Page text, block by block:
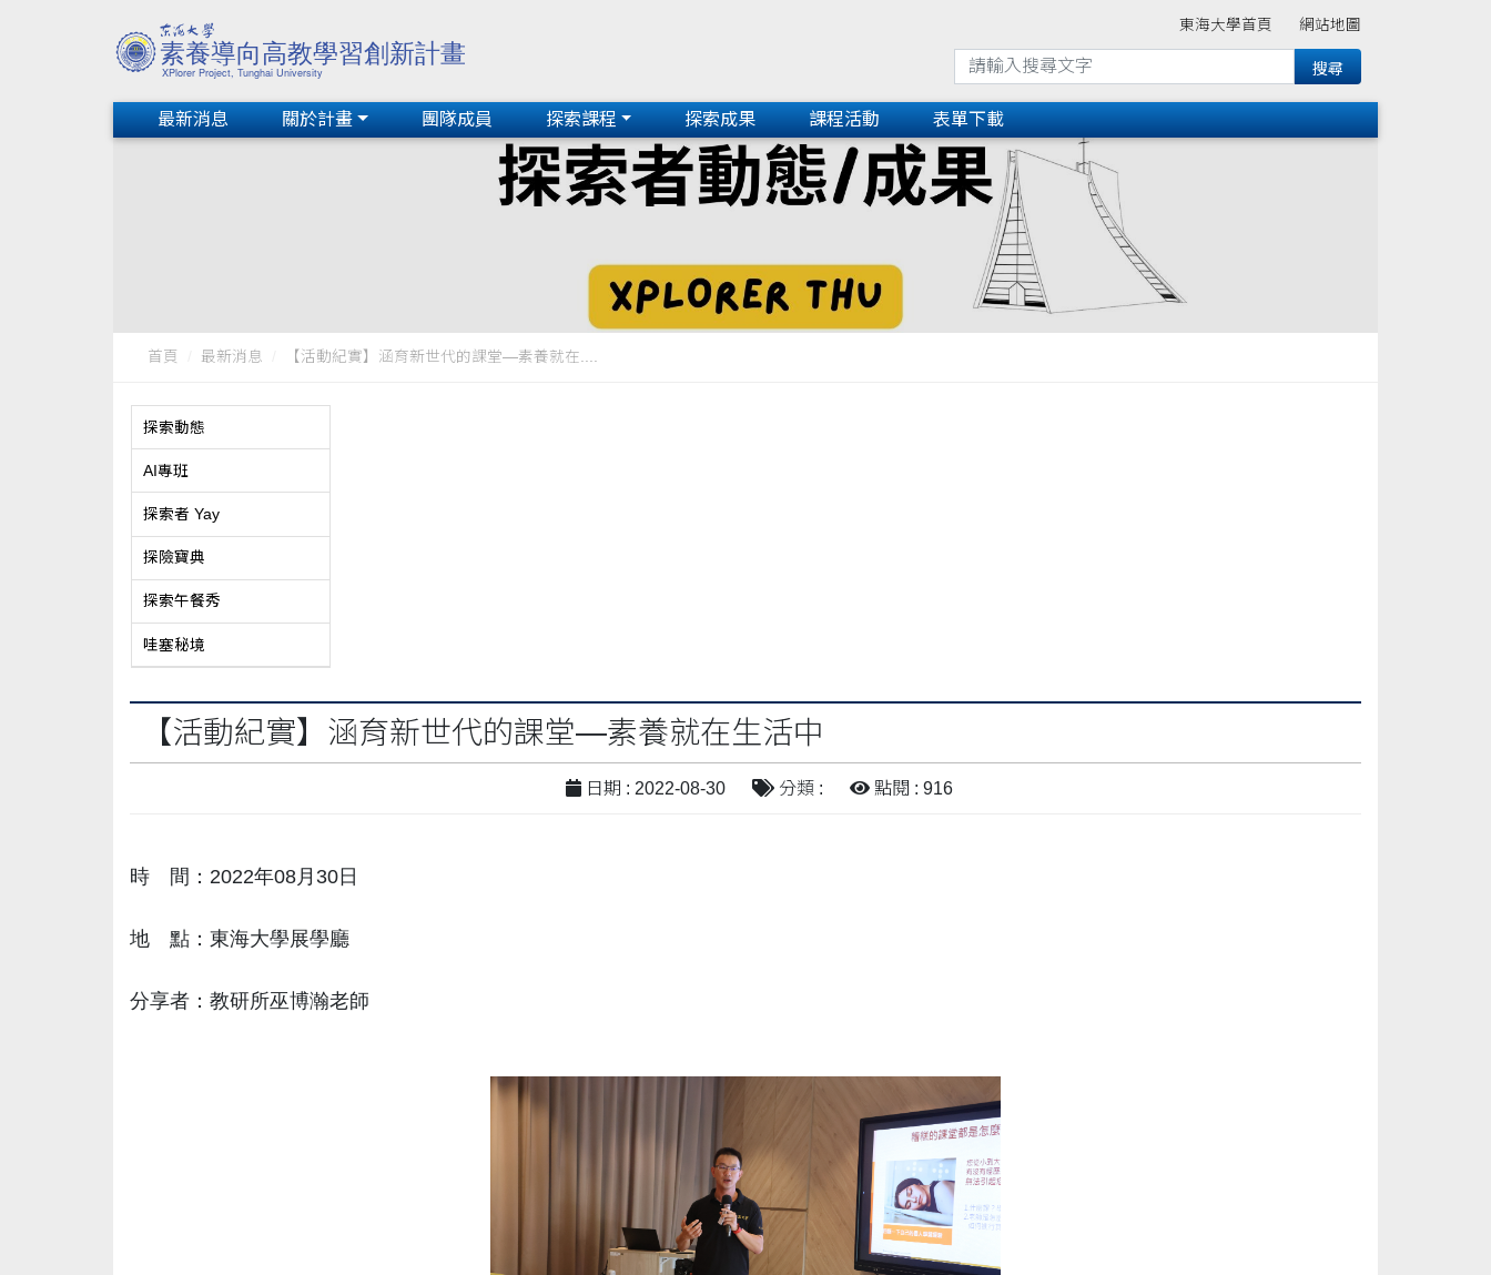
東海大學首頁 網站地圖
最新消息 關於計畫 團隊成員 探索課程 探索成果 課程活動 表單下載
首頁 最新消息 【活動紀實】涵育新世代的課堂—素養就在....
探索動態
AI專班
探索者 Yay
探險寶典
探索午餐秀
哇塞秘境
【活動紀實】涵育新世代的課堂—素養就在生活中
日期 : 2022-08-30 分類 : 點閱 : 916
時 間：2022年08月30日
地 點：東海大學展學廳
分享者：教研所巫博瀚老師